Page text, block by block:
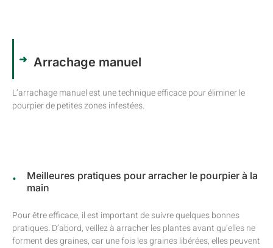
Arrachage manuel
L’arrachage manuel est une technique efficace pour éliminer le
pourpier de petites zones infestées.
Meilleures pratiques pour arracher le pourpier à la
main
Pour être efficace, il est important de suivre quelques bonnes
pratiques. D’abord, veillez à arracher les plantes avant qu’elles ne
forment des graines, car une fois les graines libérées, elles peuvent